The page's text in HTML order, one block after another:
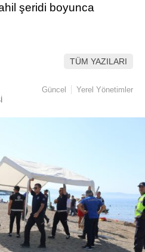
Instagram
Youtube
TikTok
şeridi boyunca
TÜM YAZILARI
Güncel Yerel Yönetimler